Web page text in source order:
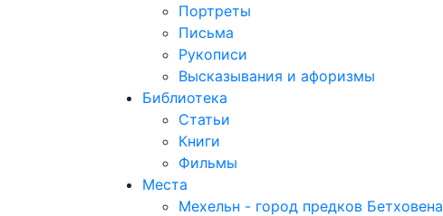
Портреты
Письма
Рукописи
Высказывания и афоризмы
Библиотека
Статьи
Книги
Фильмы
Места
Мехельн - город предков Бетховена